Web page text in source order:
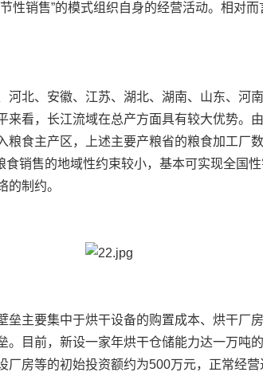
性销售”的模式组织自身的经营活动。相对
河北、安徽、江苏、湖北、湖南、山东、河
来看，长江流域在总产方面具有较大优势。
粮食主产区，上述主要产粮省的粮食加工厂
销售的地域性约束较小，基本可实现全国
的制约。
垒主要集中于烘干设备的购置成本、烘干厂
。目前，新设一家年烘干仓储能力达一万吨
厂房等的初始投资额约为500万元，正常经